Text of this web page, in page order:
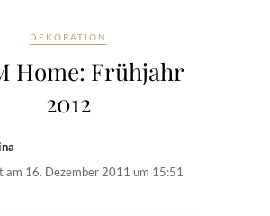
DEKORATION
Home: Frühjahr
2012
am 16. Dezember 2011 um 15:51